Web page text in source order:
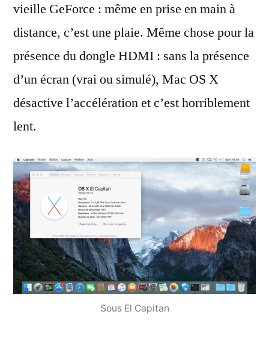
vieille GeForce : même en prise en main à
distance, c’est une plaie. Même chose pour la
présence du dongle HDMI : sans la présence
d’un écran (vrai ou simulé), Mac OS X
désactive l’accélération et c’est horriblement
lent.
Sous El Capitan